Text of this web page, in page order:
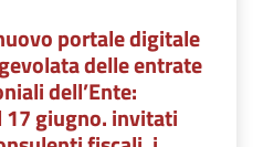
portale digitale
delle entrate
dell’Ente:
giugno. invitati